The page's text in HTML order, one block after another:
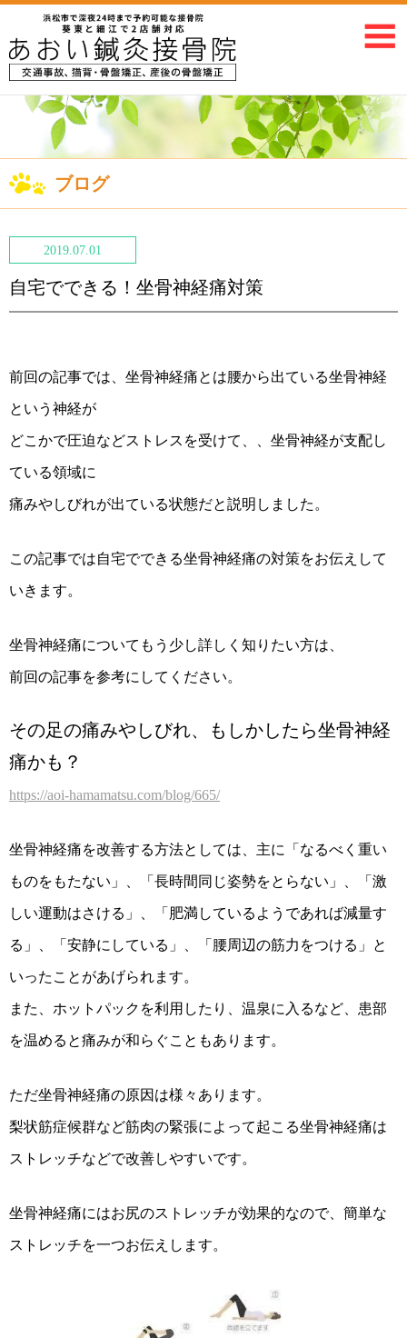
ブログ
2019.07.01
自宅でできる！坐骨神経痛対策
前回の記事では、坐骨神経痛とは腰から出ている坐骨神経
という神経が
どこかで圧迫などストレスを受けて、、坐骨神経が支配し
ている領域に
痛みやしびれが出ている状態だと説明しました。
この記事では自宅でできる坐骨神経痛の対策をお伝えして
いきます。
坐骨神経痛についてもう少し詳しく知りたい方は、
前回の記事を参考にしてください。
その足の痛みやしびれ、もしかしたら坐骨神経
痛かも？
https://aoi-hamamatsu.com/blog/665/
坐骨神経痛を改善する方法としては、主に「なるべく重い
ものをもたない」、「長時間同じ姿勢をとらない」、「激
しい運動はさける」、「肥満しているようであれば減量す
る」、「安静にしている」、「腰周辺の筋力をつける」と
いったことがあげられます。
また、ホットパックを利用したり、温泉に入るなど、患部
を温めると痛みが和らぐこともあります。
ただ坐骨神経痛の原因は様々あります。
梨状筋症候群など筋肉の緊張によって起こる坐骨神経痛は
ストレッチなどで改善しやすいです。
坐骨神経痛にはお尻のストレッチが効果的なので、簡単な
ストレッチを一つお伝えします。